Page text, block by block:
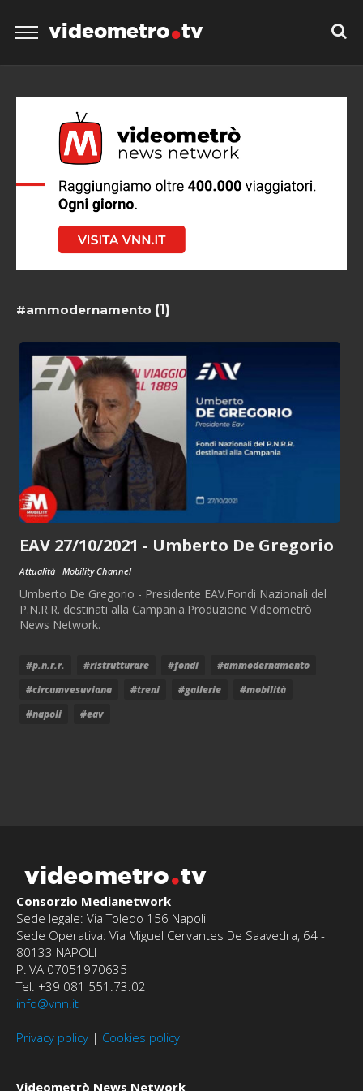
videometro tv
#ammodernamento (1)
EAV 27/10/2021 - Umberto De Gregorio
Attualità Mobility Channel
Umberto De Gregorio - Presidente EAV.Fondi Nazionali del
P.N.R.R. destinati alla Campania.Produzione Videometrò
News Network.
#p.n.r.r. #ristrutturare #fondi
#ammodernamento
#circumvesuviana
#treni #gallerie
#mobilità
#napoli
#eav
videometro tv
Consorzio Medianetwork
Sede legale: Via Toledo 156 Napoli
Sede Operativa: Via Miguel Cervantes De Saavedra, 64 -
80133 NAPOLI
P.IVA 07051970635
Tel. +39 081 551.73.02
info@vnn.it
Privacy policy | Cookies policy
Videometrò News Network